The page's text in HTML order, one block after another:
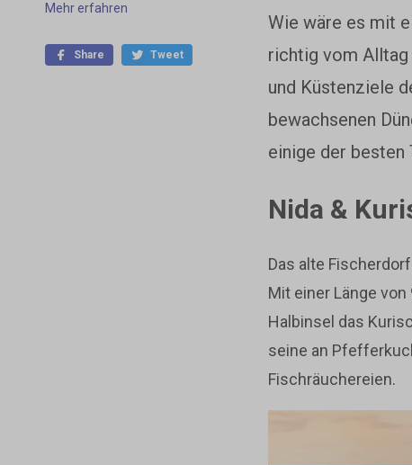
Mehr erfahren
Share Tweet
Wie wäre es mit
richtig vom Alltag
und Küstenziele
bewachsenen
einige der besten
Nida &
Das alte
Mit einer Länge
Halbinsel das
seine an
Fischräuchereien.